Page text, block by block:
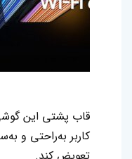
قاب پشتی این
کاربر به‌راحتی و